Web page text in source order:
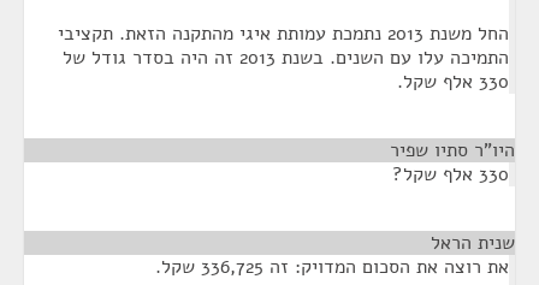
החל משנת 2013 נתמכת עמותת איגי מהתקנה הזאת. תקציבי
התמיכה עלו עם השנים. בשנת 2013 זה היה בסדר גודל של
330 אלף שקל.
היו"ר סתיו שפיר
330 אלף שקל?
שנית הראל
את רוצה את הסכום המדויק: זה 336,725 שקל.